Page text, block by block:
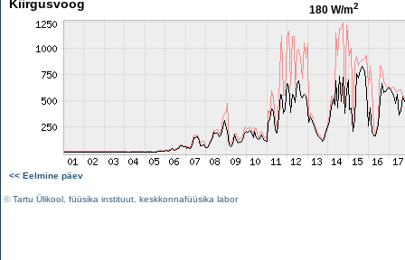
Kiirgusvoog 180 W/m2
<< Eelmine päev
©Tartu Ülikool füüsika instituut keskkonnafüüsika labor